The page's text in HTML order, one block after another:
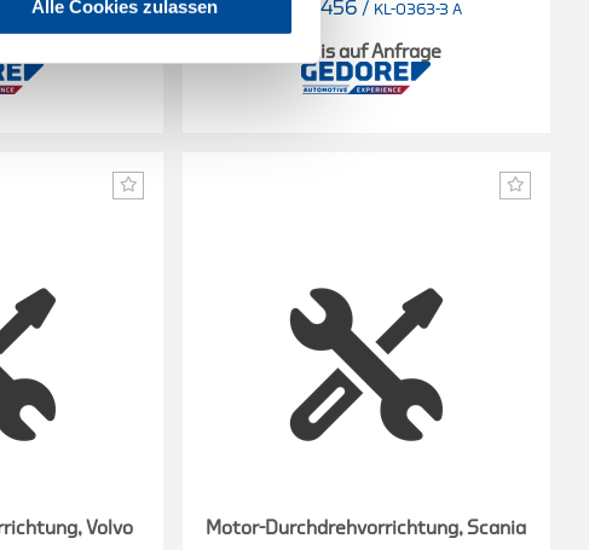
Alle Cookies zulassen
0363-2 A
3036456 / KL-0363-3 A
Preis auf Anfrage
Volvo Motor-Durchdrehvorrichtung, Scania